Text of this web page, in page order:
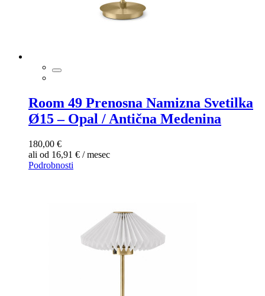
Room 49 Prenosna Namizna Svetilka
Ø15 – Opal / Antična Medenina
180,00 €
ali od 16,91 € / mesec
Podrobnosti